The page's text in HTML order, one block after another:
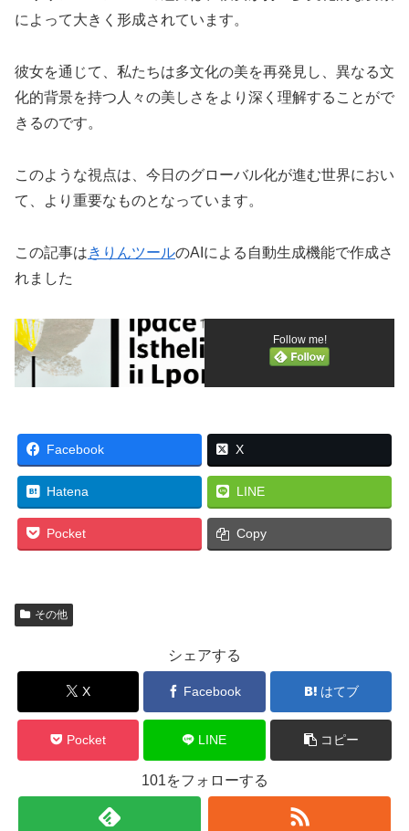
によって大きく形成されています。
彼女を通じて、私たちは多文化の美を再発見し、異なる文
化的背景を持つ人々の美しさをより深く理解することがで
きるのです。
このような視点は、今日のグローバル化が進む世界におい
て、より重要なものとなっています。
この記事はきりんツールのAIによる自動生成機能で作成さ
れました
Follow me!
Facebook X
Hatena LINE
Pocket Copy
その他
シェアする
X Facebook はてブ
Pocket LINE コピー
101をフォローする